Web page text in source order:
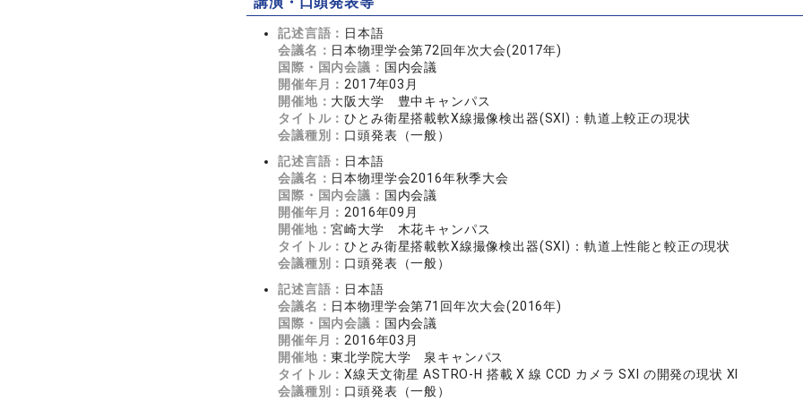
記述言語： 日本語
会議名： 日本物理学会第72回年次大会(2017年)
国際・国内会議： 国内会議
開催年月： 2017年03月
開催地： 大阪大学 豊中キャンパス
タイトル：ひとみ衛星搭載軟X線撮像検出器(SXI)：軌道上較正の現状
会議種別： 口頭発表（一般）
記述言語： 日本語
会議名： 日本物理学会2016年秋季大会
国際・国内会議： 国内会議
開催年月： 2016年09月
開催地：宮崎大学 木花キャンパス
タイトル：ひとみ衛星搭載軟X線撮像検出器(SXI)：軌道上性能と較正の現状
会議種別： 口頭発表（一般）
記述言語： 日本語
会議名： 日本物理学会第71回年次大会(2016年)
国際・国内会議： 国内会議
開催年月： 2016年03月
開催地：東北学院大学 泉キャンパス
タイトル：X線天文衛星 ASTRO-H 搭載 X 線 CCD カメラ SXI の開発の現状 XI
会議種別： 口頭発表（一般）